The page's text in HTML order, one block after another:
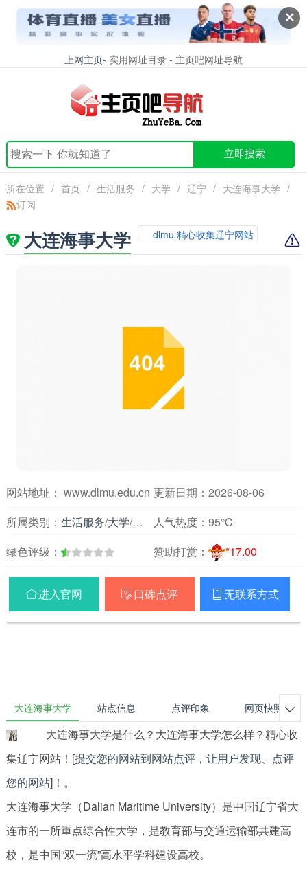
✕
上网主页- 实用网址目录 - 主页吧网址导航
立即搜索
所在位置 / 首页 / 生活服务 / 大学 / 辽宁 / 大连海事大学 /
订阅
大连海事大学 dlmu 精心收集辽宁网站
网站地址： www.dlmu.edu.cn 更新日期：2026-08-06
所属类别： 生活服务/大学/辽宁 人气热度： 95℃
绿色评级：
赞助打赏： *17.00
进入官网  口碑点评  无联系方式
大连海事大学 站点信息 点评印象 网页快照 
大连海事大学是什么？大连海事大学怎么样？精心收
集辽宁网站！ [提交您的网站到网站点评，让用户发现、点评
您的网站]！ 。
大连海事大学（Dalian Maritime University）是中国辽宁省大
连市的一所重点综合性大学，是教育部与交通运输部共建高
校，是中国“双一流”高水平学科建设高校。